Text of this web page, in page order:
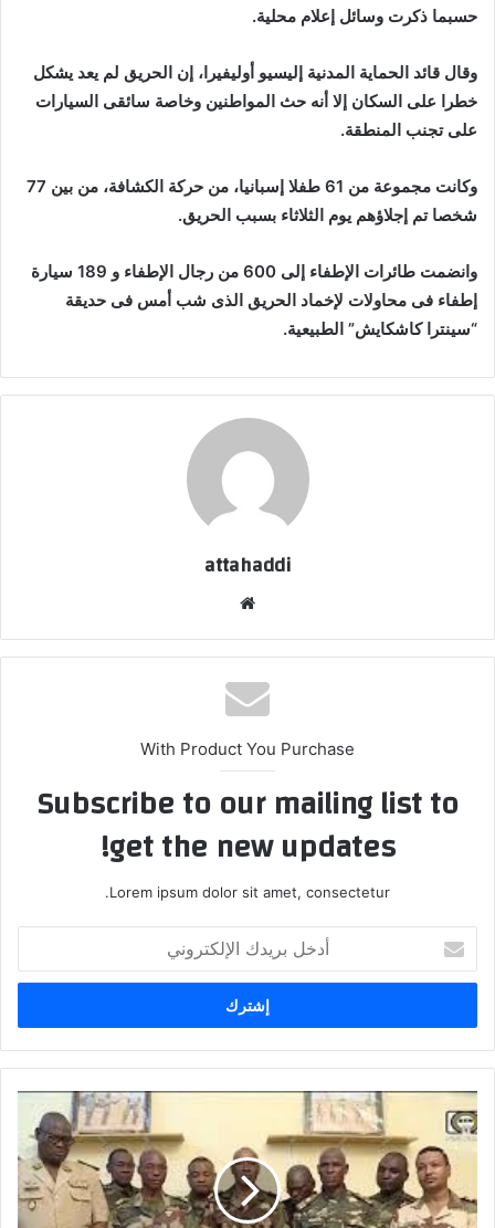
حسبما ذكرت وسائل إعلام محلية.
وقال قائد الحماية المدنية إليسيو أوليفيرا، إن الحريق لم يعد يشكل
خطرا على السكان إلا أنه حث المواطنين وخاصة سائقى السيارات
على تجنب المنطقة.
وكانت مجموعة من 61 طفلا إسبانيا، من حركة الكشافة، من بين 77
شخصا تم إجلاؤهم يوم الثلاثاء بسبب الحريق.
وانضمت طائرات الإطفاء إلى 600 من رجال الإطفاء و 189 سيارة
إطفاء فى محاولات لإخماد الحريق الذى شب أمس فى حديقة
“سينترا كاشكايش” الطبيعية.
attahaddi
With Product You Purchase
Subscribe to our mailing list to
get the new updates!
Lorem ipsum dolor sit amet, consectetur.
بريدك
الإلكتروني